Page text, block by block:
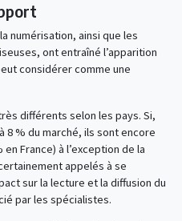
numérisation, ainsi que les
ont entraîné l’apparition
considérer comme une
différents selon les pays. Si,
8 % du marché, ils sont encore
France) à l’exception de la
appelés à se
sur la lecture et la diffusion du
par les spécialistes.